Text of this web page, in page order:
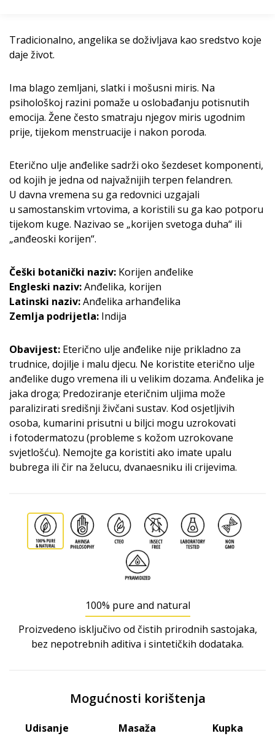
Tradicionalno, angelika se doživljava kao sredstvo koje
daje život.
Ima blago zemljani, slatki i mošusni miris. Na
psihološkoj razini pomaže u oslobađanju potisnutih
emocija. Žene često smatraju njegov miris ugodnim
prije, tijekom menstruacije i nakon poroda.
Eterično ulje anđelike sadrži oko šezdeset komponenti,
od kojih je jedna od najvažnijih terpen felandren.
U davna vremena su ga redovnici uzgajali
u samostanskim vrtovima, a koristili su ga kao potporu
tijekom kuge. Nazivao se „korijen svetoga duha“ ili
„anđeoski korijen“.
Češki botanički naziv: Korijen anđelike
Engleski naziv:Anđelika, korijen
Latinski naziv:Anđelika arhanđelika
Zemlja podrijetla: Indija
Obavijest: Eterično ulje anđelike nije prikladno za
trudnice, dojilje i malu djecu. Ne koristite eterično ulje
anđelike dugo vremena ili u velikim dozama. Anđelika je
jaka droga; Predoziranje eteričnim uljima može
paralizirati središnji živčani sustav. Kod osjetljivih
osoba, kumarini prisutni u biljci mogu uzrokovati
i fotodermatozu (probleme s kožom uzrokovane
svjetlošću). Nemojte ga koristiti ako imate upalu
bubrega ili čir na želucu, dvanaesniku ili crijevima.
100% pure and natural
Proizvedeno isključivo od čistih prirodnih sastojaka,
bez nepotrebnih aditiva i sintetičkih dodataka.
Mogućnosti korištenja
Udisanje Masaža Kupka